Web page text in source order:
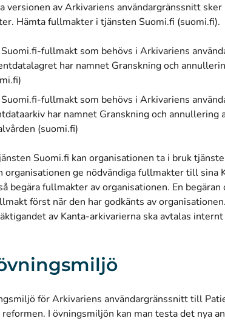
versionen av Arkivariens användargränssnitt
Hämta fullmakter i tjänsten Suomi.fi (suomi.fi).
fullmakt som behövs i Arkivariens
har namnet Granskning och
fullmakt som behövs i Arkivariens
har namnet Granskning och annullering
(suomi.fi)
Suomi.fi kan organisationen ta i bruk
organisationen ge nödvändiga fullmakter till sina
begära fullmakter av organisationen. En
först när den har godkänts av
av Kanta-arkivarierna ska avtalas
för Arkivariens användargränssnitt till
I övningsmiljön kan man testa det nya